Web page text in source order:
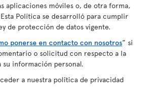
aplicaciones móviles o, de otra forma,
Política se desarrolló para cumplir
de protección de datos vigente.
ponerse en contacto con nosotros” si
o solicitud con respecto a la
información personal.
a nuestra política de privacidad